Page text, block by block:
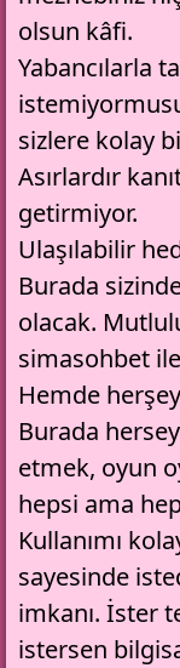
olsun kâfi.
Yabancılarla
sizlere kolay
Asırlardır
getirmiyor.
Ulaşılabilir
Burada
olacak.
simasohbet ile
Hemde
Burada
etmek, oyun
hepsi ama
Kullanımı
sayesinde
imkanı. İster
istersen